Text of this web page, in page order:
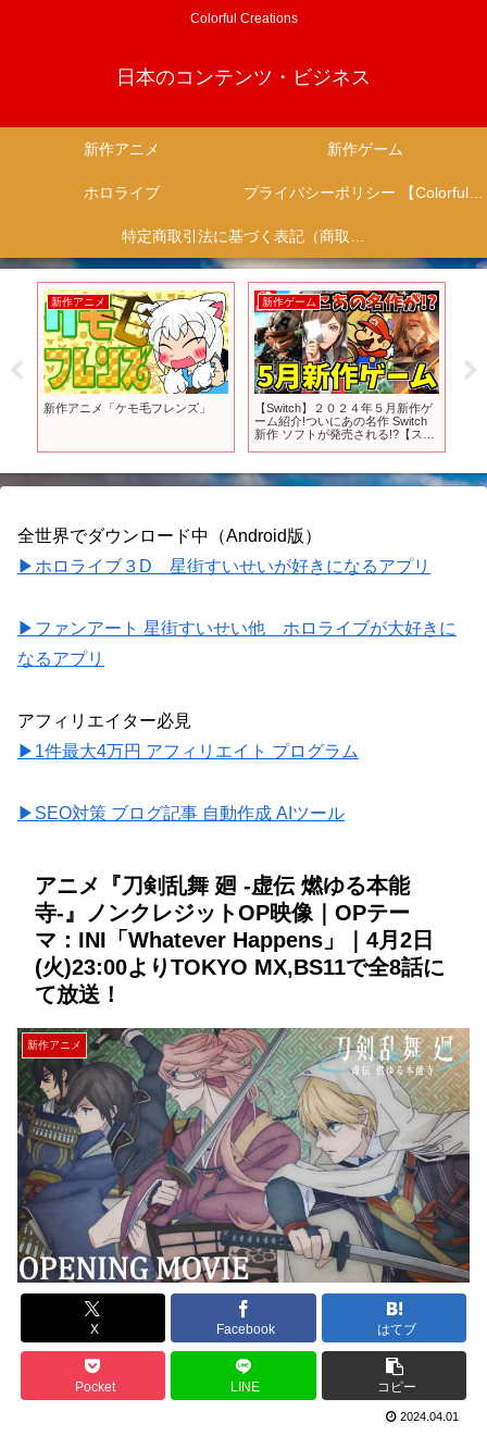
Colorful Creations
日本のコンテンツ・ビジネス
新作アニメ 新作ゲーム
ホロライブ プライバシーポリシー 【Colorful Creation】
特定商取引法に基づく表記（商取引に関する開示）
新作アニメ
新作アニメ「ケモ毛フレンズ」
新作ゲーム
【Switch】２０２４年５月新作ゲ
ーム紹介!ついにあの名作 Switch
新作 ソフトが発売される!?【スイ
全世界でダウンロード中（Android版）
▶ホロライブ３D 星街すいせいが好きになるアプリ
▶ファンアート 星街すいせい他 ホロライブが大好きに
なるアプリ
アフィリエイター必見
▶1件最大4万円 アフィリエイト プログラム
▶SEO対策 ブログ記事 自動作成 AIツール
アニメ『刀剣乱舞 廻 -虚伝 燃ゆる本能
寺-』ノンクレジットOP映像｜OPテー
マ：INI「Whatever Happens」｜4月2日
(火)23:00よりTOKYO MX,BS11で全8話に
て放送！
新作アニメ
X Facebook はてブ
Pocket LINE コピー
2024.04.01